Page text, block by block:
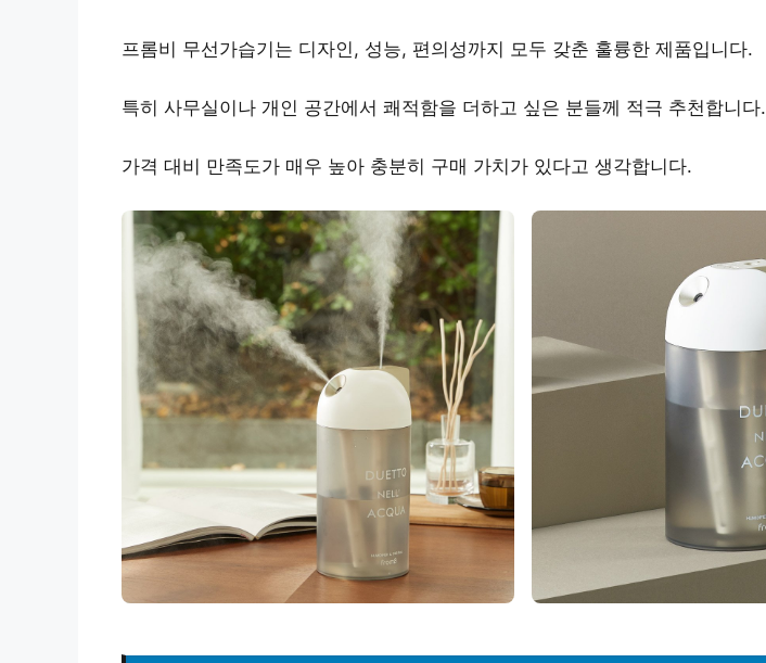
프롬비 무선가습기는 디자인, 성능, 편의성까지 모두 갖춘 훌륭한 제품입니다.
특히 사무실이나 개인 공간에서 쾌적함을 더하고 싶은 분들께 적극 추천합니다.
가격 대비 만족도가 매우 높아 충분히 구매 가치가 있다고 생각합니다.